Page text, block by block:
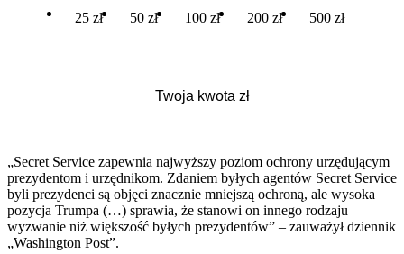
25 zł 50 zł 100 zł 200 zł 500 zł
„Secret Service zapewnia najwyższy poziom ochrony urzędującym
prezydentom i urzędnikom. Zdaniem byłych agentów Secret Service
byli prezydenci są objęci znacznie mniejszą ochroną, ale wysoka
pozycja Trumpa (…) sprawia, że stanowi on innego rodzaju
wyzwanie niż większość byłych prezydentów” – zauważył dziennik
„Washington Post”.